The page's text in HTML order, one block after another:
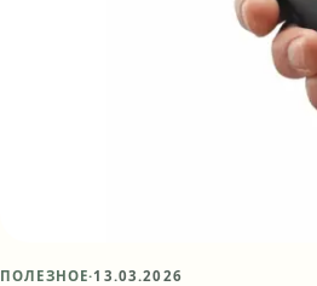
ПОЛЕЗНОЕ·13.03.2026